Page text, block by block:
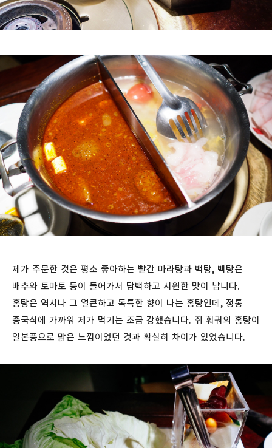
제가 주문한 것은 평소 좋아하는 빨간 마라탕과 백탕, 백탕은
배추와 토마토 등이 들어가서 담백하고 시원한 맛이 납니다.
홍탕은 역시나 그 얼큰하고 독특한 향이 나는 홍탕인데, 정통
중국식에 가까워 제가 먹기는 조금 강했습니다. 쥐 훠궈의 홍탕이
일본풍으로 맑은 느낌이었던 것과 확실히 차이가 있었습니다.